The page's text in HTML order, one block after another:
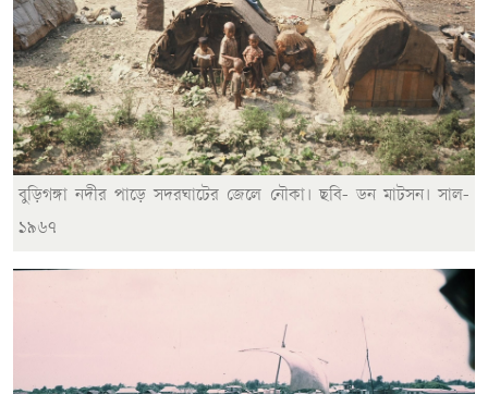
বুড়িগঙ্গা নদীর পাড়ে সদরঘাটের জেলে নৌকা। ছবি- ডন মাটসন। সাল-
১৯৬৭